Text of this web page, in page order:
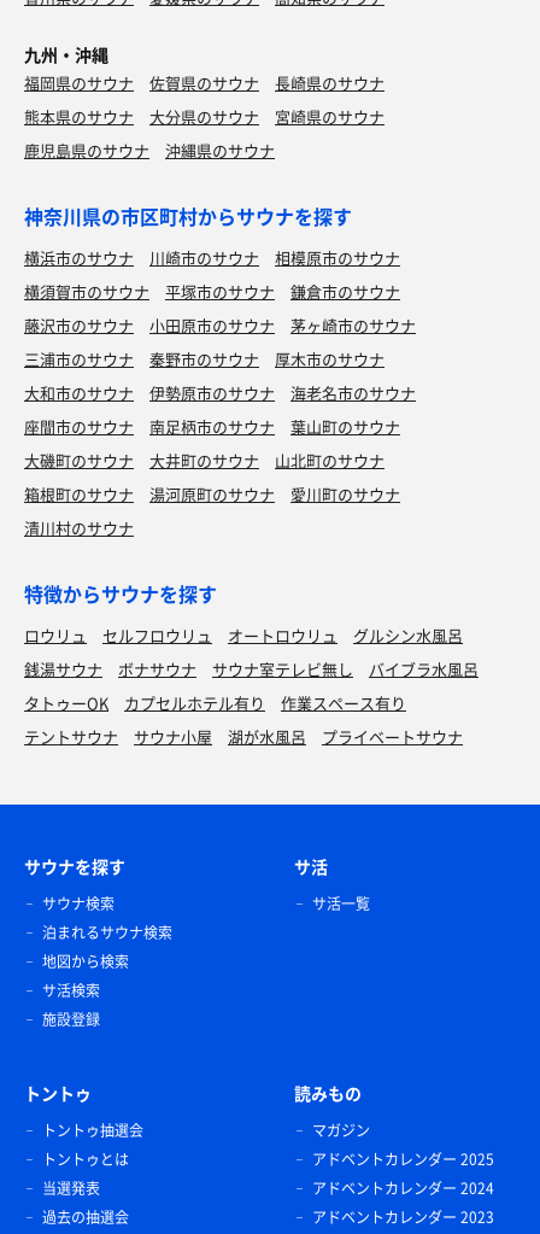
九州・沖縄
福岡県のサウナ 佐賀県のサウナ
長崎県のサウナ
熊本県のサウナ
大分県のサウナ
宮崎県のサウナ
鹿児島県のサウナ
沖縄県のサウナ
神奈川県の市区町村からサウナを探す
横浜市のサウナ 川崎市のサウナ
相模原市のサウナ
横須賀市のサウナ
平塚市のサウナ
鎌倉市のサウナ
藤沢市のサウナ
小田原市のサウナ
茅ヶ崎市のサウナ
三浦市のサウナ
秦野市のサウナ
厚木市のサウナ
大和市のサウナ
伊勢原市のサウナ
海老名市のサウナ
座間市のサウナ
南足柄市のサウナ
葉山町のサウナ
大磯町のサウナ
大井町のサウナ
山北町のサウナ
箱根町のサウナ
湯河原町のサウナ
愛川町のサウナ
清川村のサウナ
特徴からサウナを探す
ロウリュ セルフロウリュ オートロウリュ
グルシン水風呂
銭湯サウナ
ボナサウナ サウナ室テレビ無し
バイブラ水風呂
タトゥーOK
カプセルホテル有り
作業スペース有り
テントサウナ
サウナ小屋 湖が水風呂 プライベートサウナ
サウナを探す
サウナ検索
泊まれるサウナ検索
地図から検索
サ活検索
施設登録
サ活
サ活一覧
トントゥ
トントゥ抽選会
トントゥとは
当選発表
過去の抽選会
読みもの
マガジン
アドベントカレンダー 2025
アドベントカレンダー 2024
アドベントカレンダー 2023